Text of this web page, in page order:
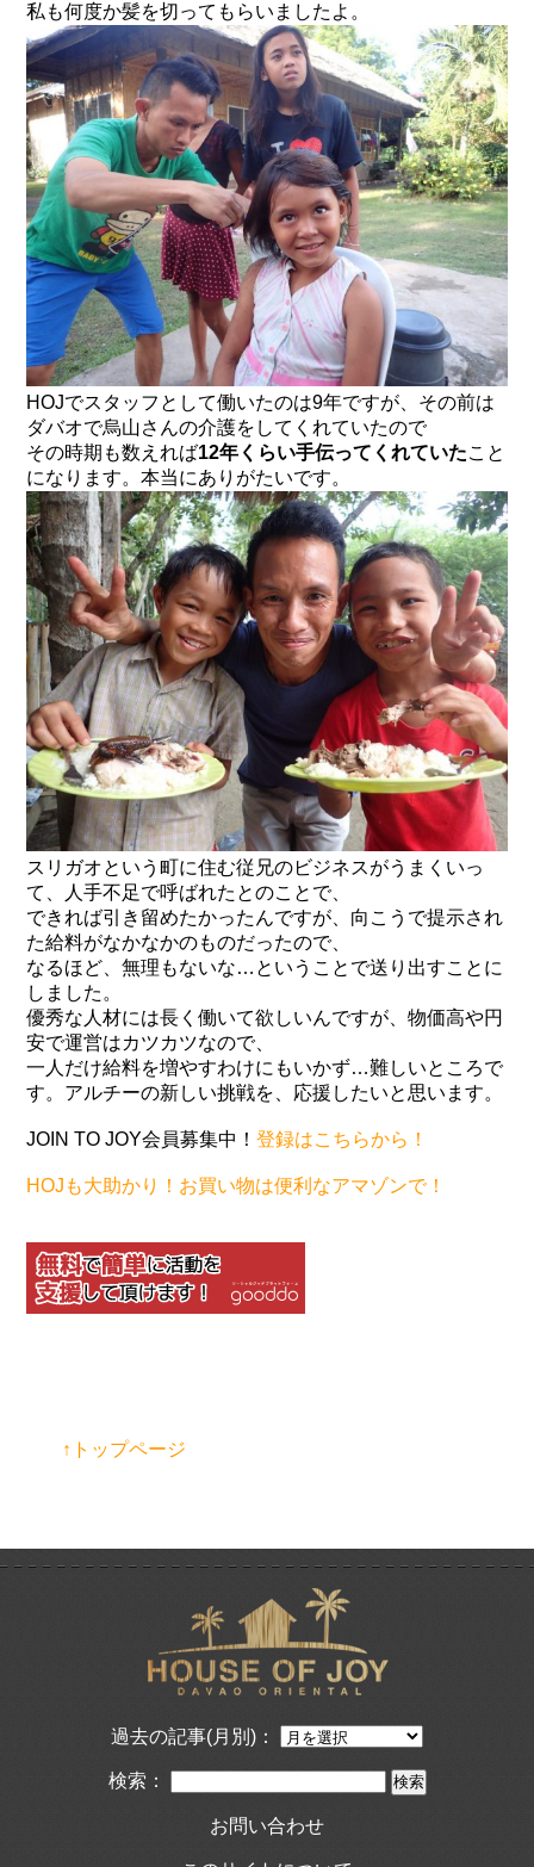
私も何度か髪を切ってもらいましたよ。
HOJでスタッフとして働いたのは9年ですが、その前は
ダバオで烏山さんの介護をしてくれていたので
その時期も数えれば12年くらい手伝ってくれていたこと
になります。本当にありがたいです。
スリガオという町に住む従兄のビジネスがうまくいっ
て、人手不足で呼ばれたとのことで、
できれば引き留めたかったんですが、向こうで提示され
た給料がなかなかのものだったので、
なるほど、無理もないな…ということで送り出すことに
しました。
優秀な人材には長く働いて欲しいんですが、物価高や円
安で運営はカツカツなので、
一人だけ給料を増やすわけにもいかず…難しいところで
す。アルチーの新しい挑戦を、応援したいと思います。
JOIN TO JOY会員募集中！登録はこちらから！
HOJも大助かり！お買い物は便利なアマゾンで！
↑トップページ
過去の記事(月別)：
検索：
お問い合わせ